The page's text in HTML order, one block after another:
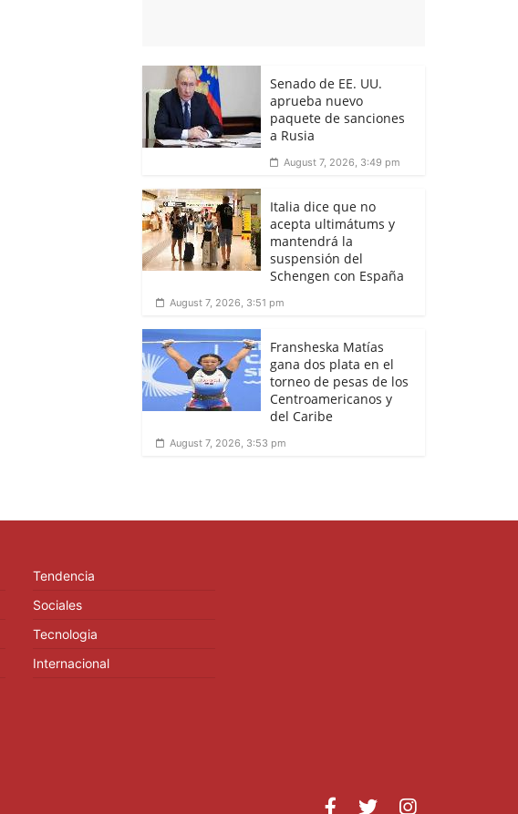
Senado de EE. UU.
aprueba nuevo
paquete de sanciones
a Rusia
August 7, 2026, 3:49 pm
Italia dice que no
acepta ultimátums y
mantendrá la
suspensión del
Schengen con España
August 7, 2026, 3:51 pm
Fransheska Matías
gana dos plata en el
torneo de pesas de los
Centroamericanos y
del Caribe
August 7, 2026, 3:53 pm
Tendencia
Sociales
Tecnologia
Internacional